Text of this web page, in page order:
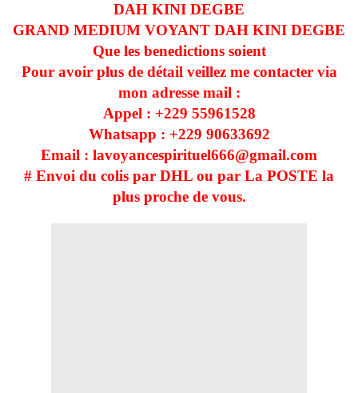
DAH KINI DEGBE
GRAND MEDIUM VOYANT DAH KINI DEGBE
Que les benedictions soient
Pour avoir plus de détail veillez me contacter via
mon adresse mail :
Appel : +229 55961528
Whatsapp : +229 90633692
Email : lavoyancespirituel666@gmail.com
# Envoi du colis par DHL ou par La POSTE la
plus proche de vous.